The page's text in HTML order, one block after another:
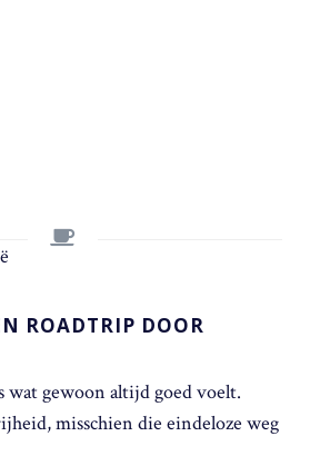
ROADTRIP DOOR
wat gewoon altijd goed voelt.
misschien die eindeloze weg